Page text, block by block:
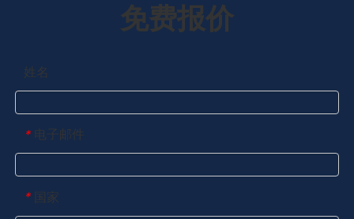
免费报价
姓名
* 电子邮件
* 国家